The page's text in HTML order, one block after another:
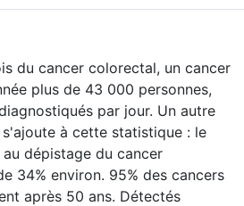
du cancer colorectal, un cancer
plus de 43 000 personnes,
par jour. Un autre
à cette statistique : le
dépistage du cancer
34% environ. 95% des cancers
après 50 ans. Détectés